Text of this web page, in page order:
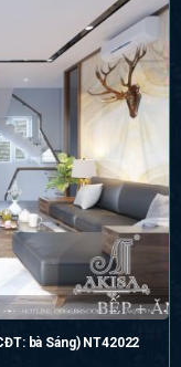
bà Sáng) NT42022